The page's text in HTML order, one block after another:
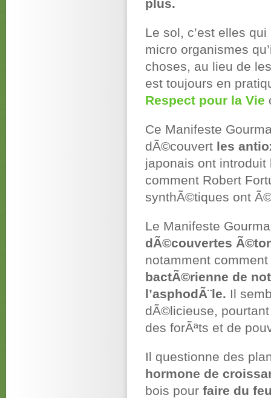
plus.
Le sol, c’est elles
micro organismes
choses, au lieu de
est toujours en
Respect pour la Vie
Ce Manifeste
dÃ©couvert les
japonais ont
comment Robert
synthÃ©tiques ont
Le Manifeste
dÃ©couvertes
notamment
bactÃ©rienne de
l’asphodÃ¨le. Il
dÃ©licieuse,
des forÃªts et de
Il questionne des
hormone de
bois pour faire du